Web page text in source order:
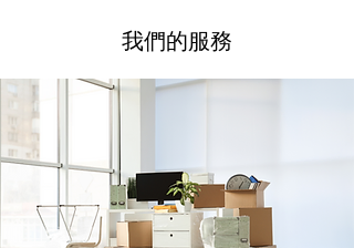
我們的服務